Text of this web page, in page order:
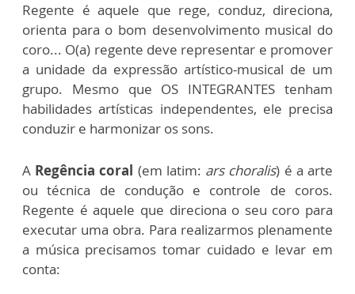
Regente é aquele que rege, conduz, direciona,
orienta para o bom desenvolvimento musical do
coro... O(a) regente deve representar e promover
a unidade da expressão artístico-musical de um
grupo. Mesmo que OS INTEGRANTES tenham
habilidades artísticas independentes, ele precisa
conduzir e harmonizar os sons.
A Regência coral (em latim: ars choralis) é a arte
ou técnica de condução e controle de coros.
Regente é aquele que direciona o seu coro para
executar uma obra. Para realizarmos plenamente
a música precisamos tomar cuidado e levar em
conta: